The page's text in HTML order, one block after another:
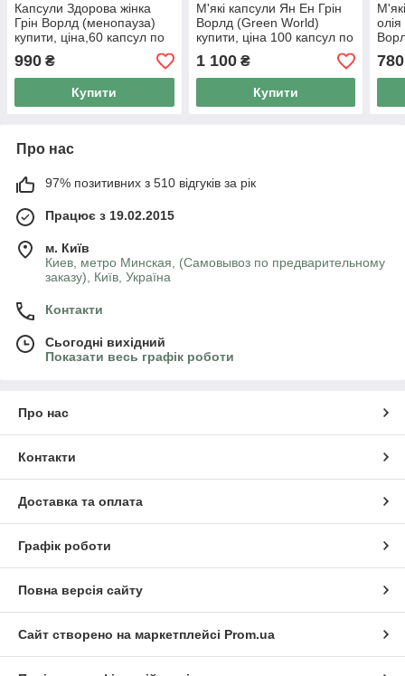
Капсули Здорова жінка
Грін Ворлд (менопауза)
купити, ціна,60 капсул по
500 мг.
990 ₴
Купити
М'які капсули Ян Ен Грін
Ворлд (Green World)
купити, ціна 100 капсул по
800 мг
1 100₴
Купити
мг-
780
Про нас
97% позитивних з 510 відгуків за рік
Працює з 19.02.2015
м. Київ
Киев, метро Минская, (Самовывоз по предварительному
заказу), Київ, Україна
Контакти
Сьогодні вихідний
Показати весь графік роботи
Про нас
Контакти
Доставка та оплата
Графік роботи
Повна версія сайту
Сайт створено на маркетплейсі Prom.ua